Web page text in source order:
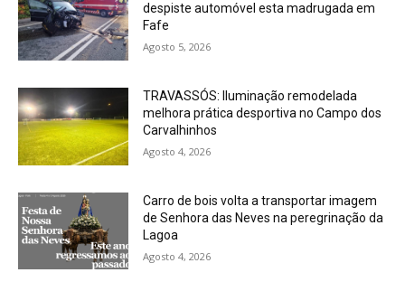
despiste automóvel esta madrugada em
Fafe
Agosto 5, 2026
TRAVASSÓS: Iluminação remodelada
melhora prática desportiva no Campo dos
Carvalhinhos
Agosto 4, 2026
Carro de bois volta a transportar imagem
de Senhora das Neves na peregrinação da
Lagoa
Agosto 4, 2026